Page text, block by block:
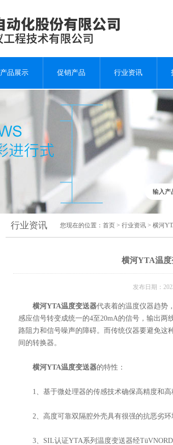
产品展示 促销产品 行业资讯
行业资讯 您现在的位置： 首页 > 行业资讯 > 横河
横河YTA温度
发布日期：
横河YTA温度变送器代表着的温度仪器趋势
感应信号转变成统一的4至20mA的信号，输出
路阻力和信号噪声的障碍。而传统仪器要避免这
间的转换器。
横河YTA温度变送器的特性：
1、基于微处理器的传感技术确保高精度和高
2、高度可靠双隔腔外壳具有很强的抗恶劣环
3、SIL认证YTA系列温度变送器经TüVNORD